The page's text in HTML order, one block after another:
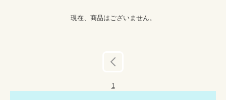
ギフトコード・チケットレス・コード通知
現在、商品はございません。
1